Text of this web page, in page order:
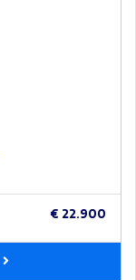
€ 22.900